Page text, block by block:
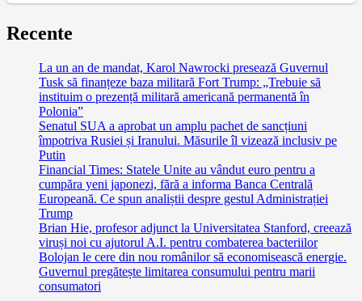
Recente
La un an de mandat, Karol Nawrocki presează Guvernul
Tusk să finanțeze baza militară Fort Trump: „Trebuie să
instituim o prezență militară americană permanentă în
Polonia”
Senatul SUA a aprobat un amplu pachet de sancțiuni
împotriva Rusiei și Iranului. Măsurile îl vizează inclusiv pe
Putin
Financial Times: Statele Unite au vândut euro pentru a
cumpăra yeni japonezi, fără a informa Banca Centrală
Europeană. Ce spun analiștii despre gestul Administrației
Trump
Brian Hie, profesor adjunct la Universitatea Stanford, creează
viruși noi cu ajutorul A.I. pentru combaterea bacteriilor
Bolojan le cere din nou românilor să economisească energie.
Guvernul pregătește limitarea consumului pentru marii
consumatori